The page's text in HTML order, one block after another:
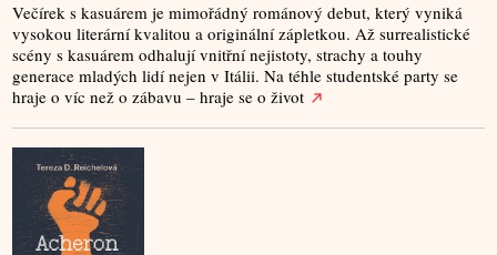
Večírek s kasuárem je mimořádný románový debut, který vyniká
vysokou literární kvalitou a originální zápletkou. Až surrealistické
scény s kasuárem odhalují vnitřní nejistoty, strachy a touhy
generace mladých lidí nejen v Itálii. Na téhle studentské party se
hraje o víc než o zábavu – hraje se o život